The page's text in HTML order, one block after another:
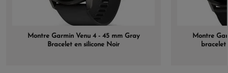
Montre Garmin Venu 4 - 45 mm Gray
Bracelet en silicone Noir
Montre
bracelet